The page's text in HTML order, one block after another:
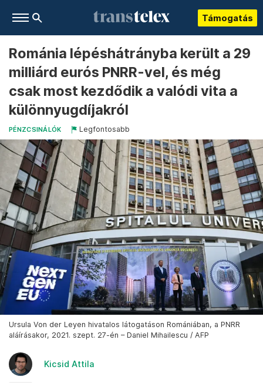
Támogatás
Románia lépéshátrányba került a 29
milliárd eurós PNRR-vel, és még
csak most kezdődik a valódi vita a
különnyugdíjakról
PÉNZCSINÁLÓK Legfontosabb
Ursula Von der Leyen hivatalos látogatáson Romániában, a PNRR
aláírásakor, 2021. szept. 27-én – Daniel Mihailescu / AFP
Kicsid Attila